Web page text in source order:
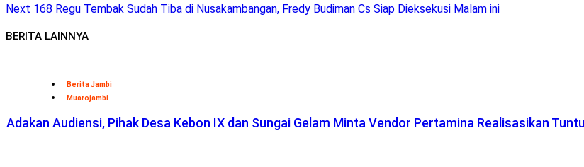
Next 168 Regu Tembak Sudah Tiba di Nusakambangan, Fredy Budiman Cs Siap Dieksekusi Malam ini
BERITA LAINNYA
Berita Jambi
Muarojambi
Adakan Audiensi, Pihak Desa Kebon IX dan Sungai Gelam Minta Vendor Pertamina Realisasikan